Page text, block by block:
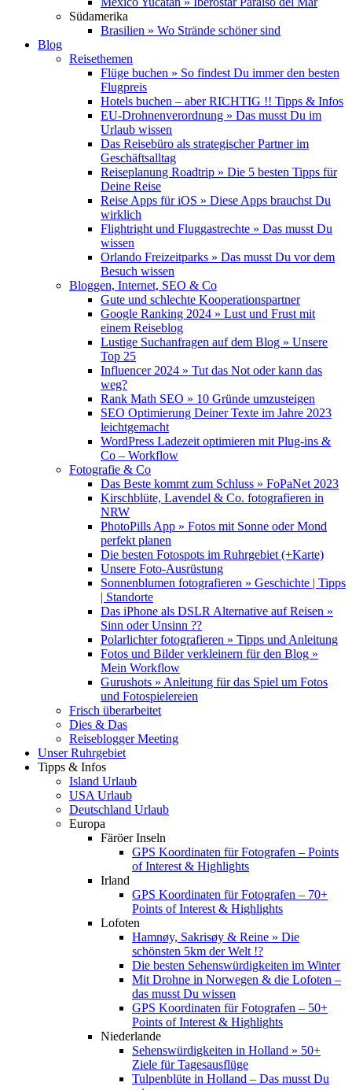
Südamerika
Brasilien » Wo Strände schöner sind
Blog
Reisethemen
Flüge buchen » So findest Du immer den besten
Flugpreis
Hotels buchen – aber RICHTIG !! Tipps & Infos
EU-Drohnenverordnung » Das musst Du im
Urlaub wissen
Das Reisebüro als strategischer Partner im
Geschäftsalltag
Reiseplanung Roadtrip » Die 5 besten Tipps für
Deine Reise
Reise Apps für iOS » Diese Apps brauchst Du
wirklich
Flightright und Fluggastrechte » Das musst Du
wissen
Orlando Freizeitparks » Das musst Du vor dem
Besuch wissen
Bloggen, Internet, SEO & Co
Gute und schlechte Kooperationspartner
Google Ranking 2024 » Lust und Frust mit
einem Reiseblog
Lustige Suchanfragen auf dem Blog » Unsere
Top 25
Influencer 2024 » Tut das Not oder kann das
weg?
Rank Math SEO » 10 Gründe umzusteigen
SEO Optimierung Deiner Texte im Jahre 2023
leichtgemacht
WordPress Ladezeit optimieren mit Plug-ins &
Co – Workflow
Fotografie & Co
Das Beste kommt zum Schluss » FoPaNet 2023
Kirschblüte, Lavendel & Co. fotografieren in
NRW
PhotoPills App » Fotos mit Sonne oder Mond
perfekt planen
Die besten Fotospots im Ruhrgebiet (+Karte)
Unsere Foto-Ausrüstung
Sonnenblumen fotografieren » Geschichte | Tipps
| Standorte
Das iPhone als DSLR Alternative auf Reisen »
Sinn oder Unsinn ??
Polarlichter fotografieren » Tipps und Anleitung
Fotos und Bilder verkleinern für den Blog »
Mein Workflow
Gurushots » Anleitung für das Spiel um Fotos
und Fotospielereien
Frisch überarbeitet
Dies & Das
Reiseblogger Meeting
Unser Ruhrgebiet
Tipps & Infos
Island Urlaub
USA Urlaub
Deutschland Urlaub
Europa
Färöer Inseln
GPS Koordinaten für Fotografen – Points
of Interest & Highlights
Irland
GPS Koordinaten für Fotografen – 70+
Points of Interest & Highlights
Lofoten
Hamnøy, Sakrisøy & Reine » Die
schönsten 5km der Welt !?
Die besten Sehenswürdigkeiten im Winter
Mit Drohne in Norwegen & die Lofoten –
das musst Du wissen
GPS Koordinaten für Fotografen – 50+
Points of Interest & Highlights
Niederlande
Sehenswürdigkeiten in Holland » 50+
Ziele für Tagesausflüge
Tulpenblüte in Holland – Das musst Du